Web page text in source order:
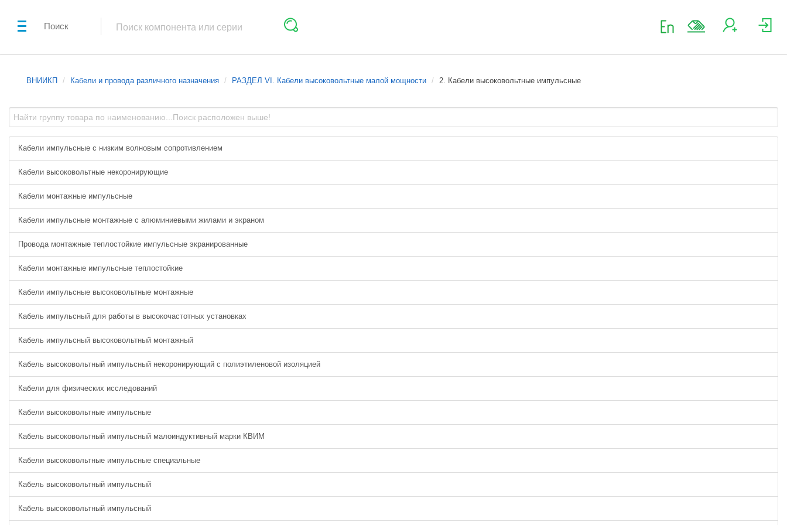
Поиск
ВНИИКП Кабели и провода различного назначения РАЗДЕЛ VI. Кабели высоковольтные малой мощности 2. Кабели высоковольтные импульсные
Кабели импульсные с низким волновым сопротивлением
Кабели высоковольтные некоронирующие
Кабели монтажные импульсные
Кабели импульсные монтажные с алюминиевыми жилами и экраном
Провода монтажные теплостойкие импульсные экранированные
Кабели монтажные импульсные теплостойкие
Кабели импульсные высоковольтные монтажные
Кабель импульсный для работы в высокочастотных установках
Кабель импульсный высоковольтный монтажный
Кабель высоковольтный импульсный некоронирующий с полиэтиленовой изоляцией
Кабели для физических исследований
Кабели высоковольтные импульсные
Кабель высоковольтный импульсный малоиндуктивный марки КВИМ
Кабели высоковольтные импульсные специальные
Кабель высоковольтный импульсный
Кабель высоковольтный импульсный